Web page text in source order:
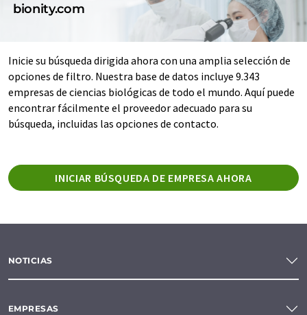
bionity.com
Inicie su búsqueda dirigida ahora con una amplia selección de
opciones de filtro. Nuestra base de datos incluye 9.343
empresas de ciencias biológicas de todo el mundo. Aquí puede
encontrar fácilmente el proveedor adecuado para su
búsqueda, incluidas las opciones de contacto.
INICIAR BÚSQUEDA DE EMPRESA AHORA
NOTICIAS
EMPRESAS